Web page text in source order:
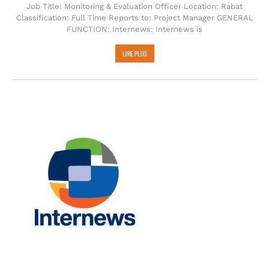
Job Title: Monitoring & Evaluation Officer Location: Rabat
Classification: Full Time Reports to: Project Manager GENERAL
FUNCTION: Internews: Internews is
LIRE PLUS